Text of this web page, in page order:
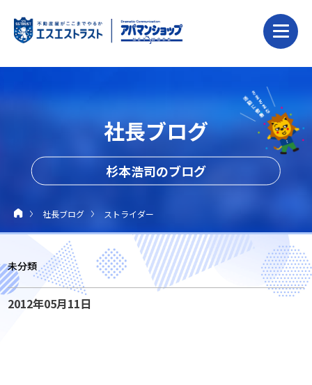
社長ブログ
杉本浩司のブログ
社長ブログ ストライダー
未分類
2012年05月11日